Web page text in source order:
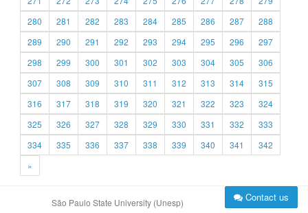
280
281 282 283 284 285 286 287
288
289
290 291 292 293 294 295 296
297
298
299 300 301 302 303 304 305
306
307
308 309 310 311 312 313 314
315
316
317 318 319 320 321 322 323
324
325
326 327 328 329 330 331 332
333
334
335 336 337 338 339 340 341
342
»
São Paulo State University (Unesp) Contact us